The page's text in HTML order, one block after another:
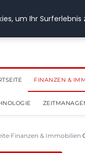
FINANZEN &
Finanzen & Immobilien
um Ihr